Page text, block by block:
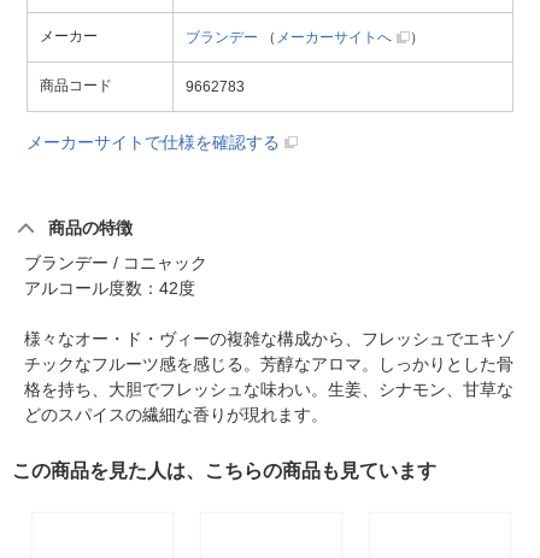
メーカー ブランデー （ メーカーサイトへ ）
商品コード 9662783
メーカーサイトで仕様を確認する
商品の特徴
ブランデー / コニャック
アルコール度数：42度
様々なオー・ド・ヴィーの複雑な構成から、フレッシュでエキゾ
チックなフルーツ感を感じる。芳醇なアロマ。しっかりとした骨
格を持ち、大胆でフレッシュな味わい。生姜、シナモン、甘草な
どのスパイスの繊細な香りが現れます。
この商品を見た人は、こちらの商品も見ています